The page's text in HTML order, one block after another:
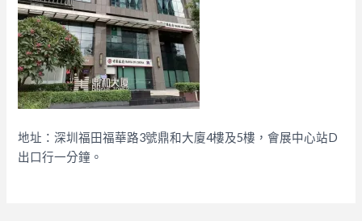
地址：深圳福田福華路3號鼎和大廈4樓及5樓，會展中心站D
出口行一分鐘。